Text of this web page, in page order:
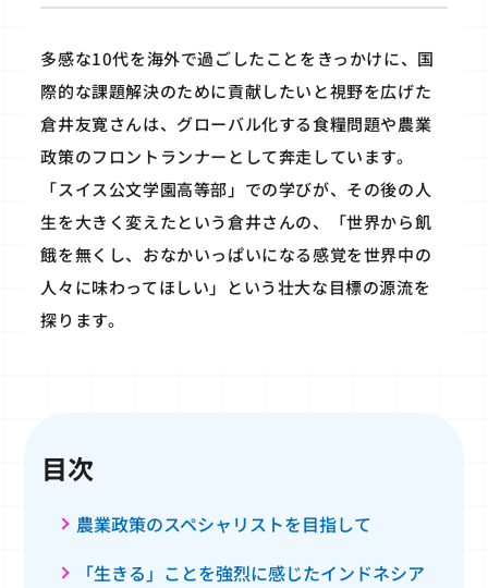
多感な10代を海外で過ごしたことをきっかけに、国
際的な課題解決のために貢献したいと視野を広げた
倉井友寛さんは、グローバル化する食糧問題や農業
政策のフロントランナーとして奔走しています。
「スイス公文学園高等部」での学びが、その後の人
生を大きく変えたという倉井さんの、「世界から飢
餓を無くし、おなかいっぱいになる感覚を世界中の
人々に味わってほしい」という壮大な目標の源流を
探ります。
目次
農業政策のスペシャリストを目指して
「生きる」ことを強烈に感じたインドネシア